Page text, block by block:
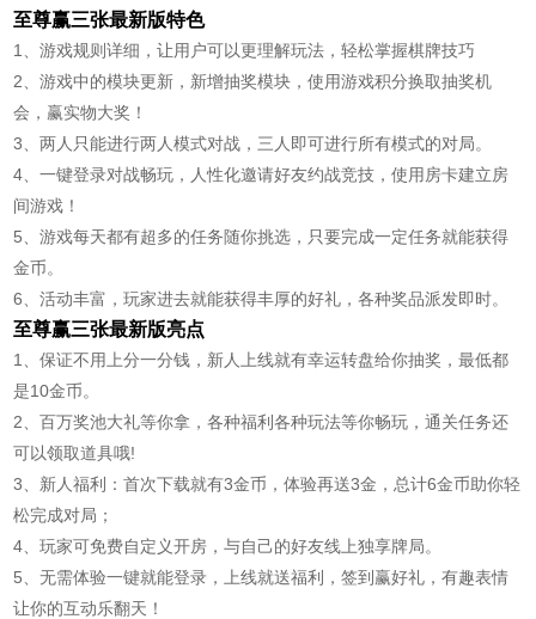
至尊赢三张最新版特色
1、游戏规则详细，让用户可以更理解玩法，轻松掌握棋牌技巧
2、游戏中的模块更新，新增抽奖模块，使用游戏积分换取抽奖机
会，赢实物大奖！
3、两人只能进行两人模式对战，三人即可进行所有模式的对局。
4、一键登录对战畅玩，人性化邀请好友约战竞技，使用房卡建立房
间游戏！
5、游戏每天都有超多的任务随你挑选，只要完成一定任务就能获得
金币。
6、活动丰富，玩家进去就能获得丰厚的好礼，各种奖品派发即时。
至尊赢三张最新版亮点
1、保证不用上分一分钱，新人上线就有幸运转盘给你抽奖，最低都
是10金币。
2、百万奖池大礼等你拿，各种福利各种玩法等你畅玩，通关任务还
可以领取道具哦!
3、新人福利：首次下载就有3金币，体验再送3金，总计6金币助你轻
松完成对局；
4、玩家可免费自定义开房，与自己的好友线上独享牌局。
5、无需体验一键就能登录，上线就送福利，签到赢好礼，有趣表情
让你的互动乐翻天！